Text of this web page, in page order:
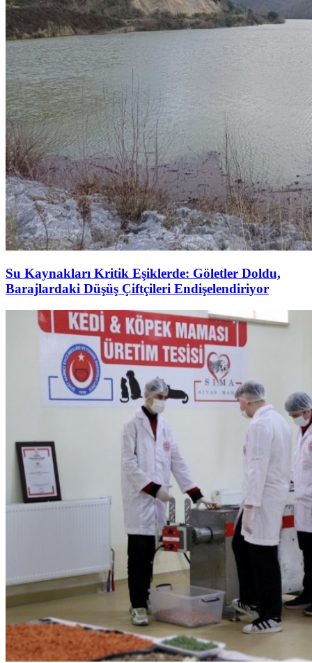
Su Kaynakları Kritik Eşiklerde: Göletler Doldu,
Barajlardaki Düşüş Çiftçileri Endişelendiriyor